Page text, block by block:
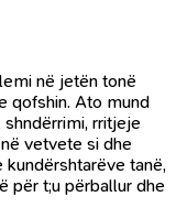
në jetën tonë
qofshin. Ato mund
rritjeje
vetvete si dhe
tanë,
për t;u përballur dhe